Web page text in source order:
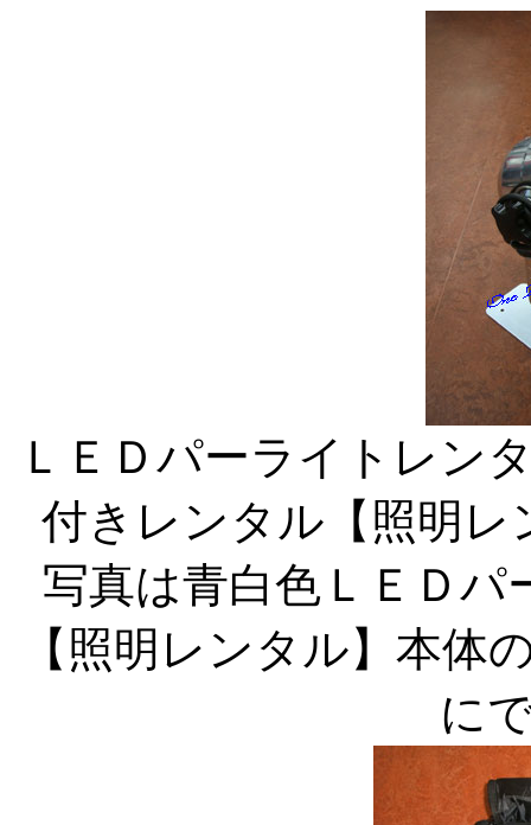
ＬＥＤパーライトレン
付きレンタル【照明
写真は青白色ＬＥＤ
【照明レンタル】本体
に